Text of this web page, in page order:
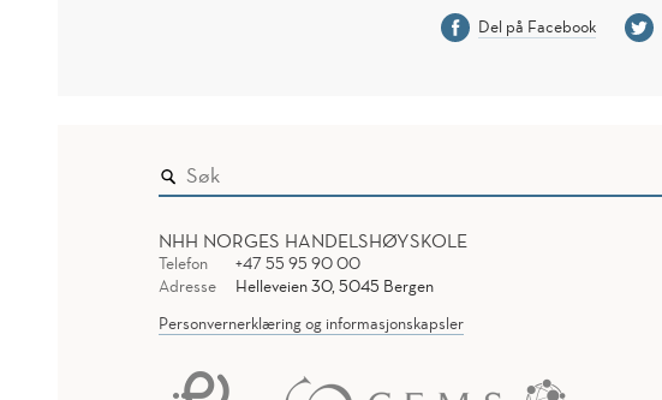
Del på Facebook
NHH NORGES HANDELSHØYSKOLE
Telefon
+47 55 95 90 00
Adresse
Helleveien 30, 5045 Bergen
Personvernerklæring og informasjonskapsler